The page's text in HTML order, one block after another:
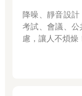
降噪、靜音設計
考試、會議、
慮，讓人不煩燥